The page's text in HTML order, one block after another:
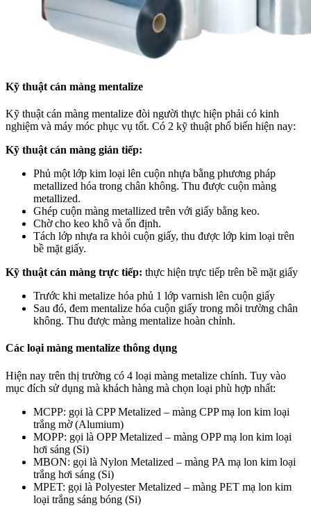
Kỹ thuật cán màng mentalize
Kỹ thuật cán màng mentalize đòi người thực hiện phải có kinh
nghiệm và máy móc phục vụ tốt. Có 2 kỹ thuật phổ biến hiện nay:
Kỹ thuật cán màng gián tiếp:
Phủ một lớp kim loại lên cuộn nhựa bằng phương pháp
metallized hóa trong chân không. Thu được cuộn màng
metallized.
Ghép cuộn màng metallized trên với giấy bằng keo.
Chờ cho keo khô và ổn định.
Tách lớp nhựa ra khỏi cuộn giấy, thu được lớp kim loại trên
bề mặt giấy.
Kỹ thuật cán màng trực tiếp: thực hiện trực tiếp trên bề mặt giấy
Trước khi metalize hóa phủ 1 lớp varnish lên cuộn giấy
Sau đó, đem mentalize hóa cuộn giấy trong môi trường chân
không. Thu được màng mentalize hoàn chỉnh.
Các loại màng mentalize thông dụng
Hiện nay trên thị trường có 4 loại màng metalize chính. Tuy vào
mục đích sử dụng mà khách hàng mà chọn loại phù hợp nhất:
MCPP: gọi là CPP Metalized – màng CPP mạ lon kim loại
trắng mờ (Alumium)
MOPP: gọi là OPP Metalized – màng OPP mạ lon kim loại
hơi sáng (Si)
MBON: gọi là Nylon Metalized – màng PA mạ lon kim loại
trắng hơi sáng (Si)
MPET: gọi là Polyester Metalized – màng PET mạ lon kim
loại trắng sáng bóng (Si)